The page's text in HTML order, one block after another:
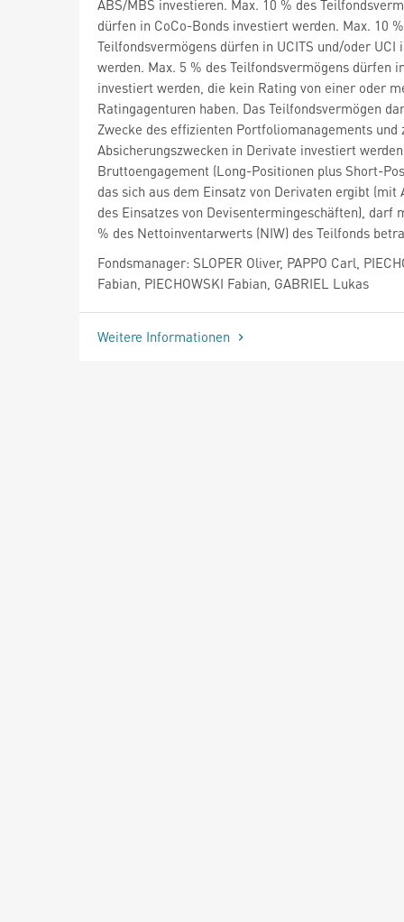
ABS/MBS investieren. Max. 10 % des
dürfen in CoCo-Bonds investiert werden. Max. 10
Teilfondsvermögens dürfen in UCITS und/oder UCI
werden. Max. 5 % des Teilfondsvermögens dürfen
investiert werden, die kein Rating von einer oder
Ratingagenturen haben. Das Teilfondsvermögen
Zwecke des effizienten Portfoliomanagements und
Absicherungszwecken in Derivate investiert
Bruttoengagement (Long-Positionen plus Short-
das sich aus dem Einsatz von Derivaten ergibt (mit
des Einsatzes von Devisentermingeschäften), darf
% des Nettoinventarwerts (NIW) des Teilfonds
Fondsmanager: SLOPER Oliver, PAPPO Carl,
Fabian, PIECHOWSKI Fabian, GABRIEL Lukas
Weitere Informationen